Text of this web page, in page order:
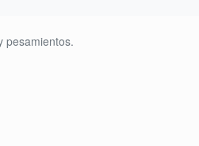
pesamientos.